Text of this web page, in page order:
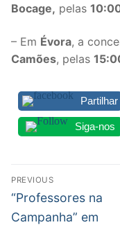
Formação
Área de Sócios
Contactos
Bocage, pelas
– Em Évora, a
Camões, pelas
Partilhar
Siga-nos
Navegação
de
artigos
PREVIOUS
Previous
post:
“Professores na
Campanha” em